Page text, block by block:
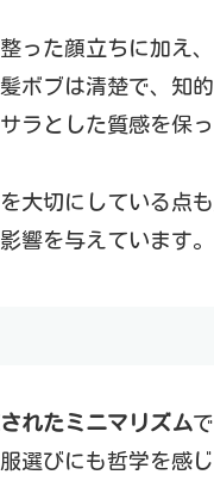
った顔立ちに加え、
ボブは清楚で、知
ラとした質感を保
大切にしている点
響を与えています。
されたミニマリズム
選びにも哲学を感